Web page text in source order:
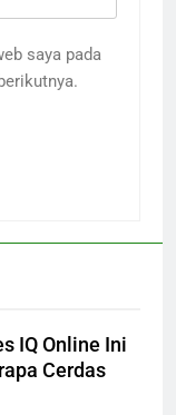
saya pada
IQ Online Ini
Cerdas